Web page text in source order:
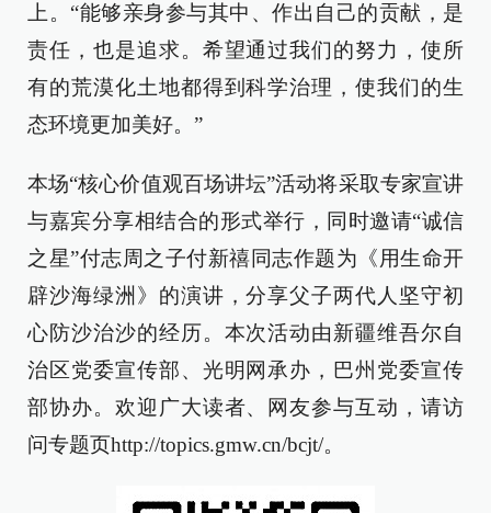
上。“能够亲身参与其中、作出自己的贡献，是
责任，也是追求。希望通过我们的努力，使所
有的荒漠化土地都得到科学治理，使我们的生
态环境更加美好。”
本场“核心价值观百场讲坛”活动将采取专家宣讲
与嘉宾分享相结合的形式举行，同时邀请“诚信
之星”付志周之子付新禧同志作题为《用生命开
辟沙海绿洲》的演讲，分享父子两代人坚守初
心防沙治沙的经历。本次活动由新疆维吾尔自
治区党委宣传部、光明网承办，巴州党委宣传
部协办。欢迎广大读者、网友参与互动，请访
问专题页http://topics.gmw.cn/bcjt/。